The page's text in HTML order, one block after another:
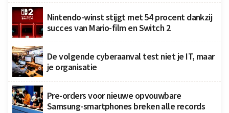
Nintendo-winst stijgt met 54 procent dankzij
succes van Mario-film en Switch 2
De volgende cyberaanval test niet je IT, maar
je organisatie
Pre-orders voor nieuwe opvouwbare
Samsung-smartphones breken alle records